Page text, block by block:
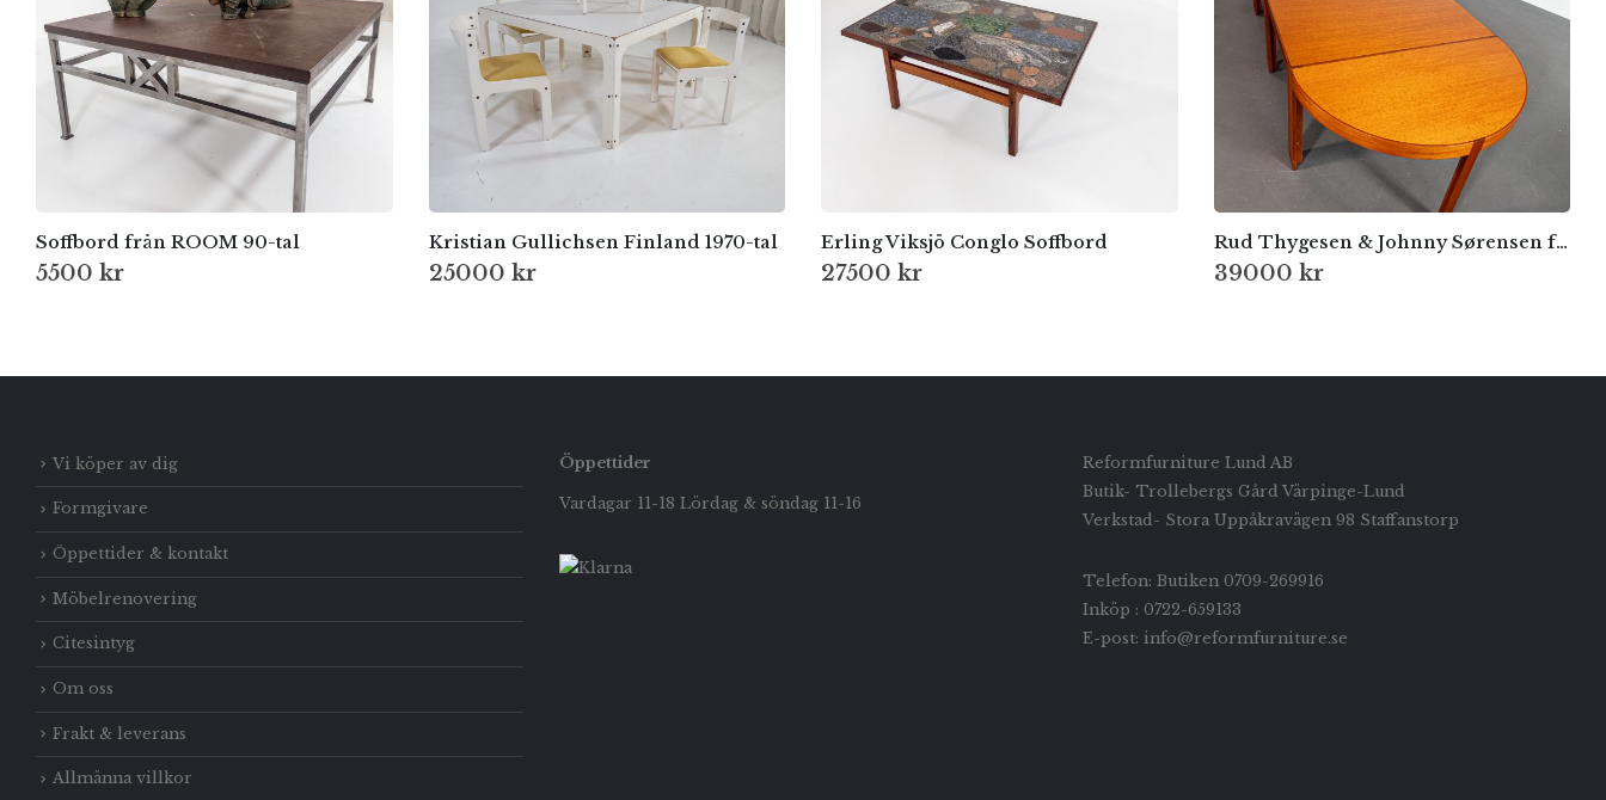
Soffbord från ROOM 90-tal
5500 kr
Kristian Gullichsen Finland 1970-tal
25000 kr
Erling Viksjö Conglo Soffbord
27500 kr
Rud Thygesen & Johnny Sørensen för Botium, Danmark – 1970-tal
39000 kr
Vi köper av dig
Formgivare
Öppettider & kontakt
Möbelrenovering
Citesintyg
Om oss
Frakt & leverans
Allmänna villkor
Öppettider
Vardagar 11-18 Lördag & söndag 11-16
Reformfurniture Lund AB
Butik- Trollebergs Gård Värpinge-Lund
Verkstad- Stora Uppåkravägen 98 Staffanstorp
Telefon: Butiken 0709-269916
Inköp : 0722-659133
E-post: info@reformfurniture.se